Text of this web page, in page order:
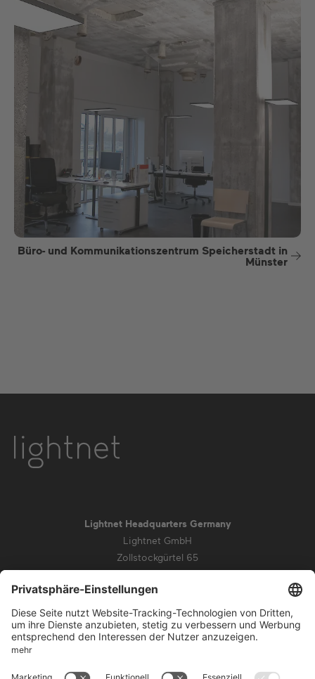
Büro- und Kommunikationszentrum Speicherstadt in
Münster
Lightnet Headquarters Germany
Lightnet GmbH
Zollstockgürtel 65
50969 Köln